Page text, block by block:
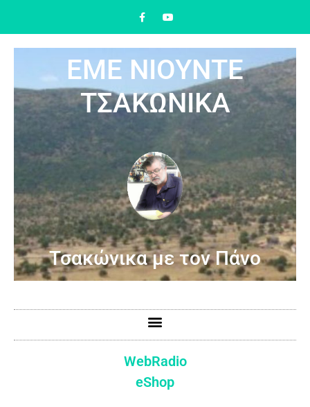
ΕΜΕ ΝΙΟΥΝΤΕ
ΤΣΑΚΩΝΙΚΑ
Τσακώνικα με τον Πάνο
WebRadio
eShop